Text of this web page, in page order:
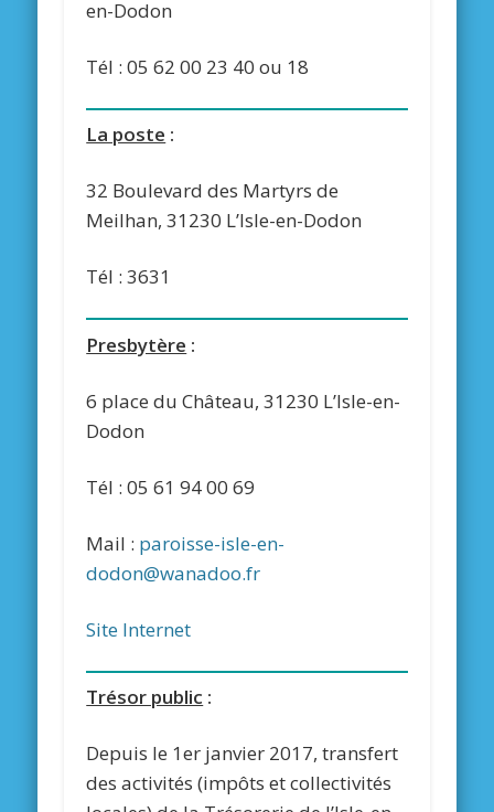
en-Dodon
Tél : 05 62 00 23 40 ou 18
La poste :
32 Boulevard des Martyrs de
Meilhan, 31230 L’Isle-en-Dodon
Tél : 3631
Presbytère :
6 place du Château, 31230 L’Isle-en-
Dodon
Tél : 05 61 94 00 69
Mail : paroisse-isle-en-
dodon@wanadoo.fr
Site Internet
Trésor public :
Depuis le 1er janvier 2017, transfert
des activités (impôts et collectivités